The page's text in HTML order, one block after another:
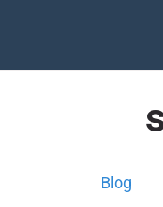
Blog